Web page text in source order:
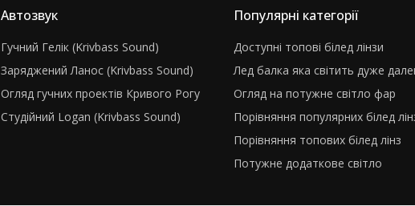
Автозвук
Гучний Гелік (Krivbass Sound)
Заряджений Ланос (Krivbass Sound)
Огляд гучних проектів Кривого Рогу
Студійний Logan (Krivbass Sound)
Популярні категорії
Доступні топові білед лінзи
Лед балка яка світить дуже
Огляд на потужне світло фар
Порівняння популярних білед
Порівняння топових білед лінз
Потужне додаткове світло